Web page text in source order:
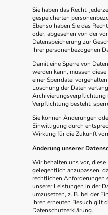
Sie haben das Recht,
gespeicherten
Ebenso haben Sie das
oder, abgesehen von der
Datenspeicherung zur
Ihrer personenbezogenen
Damit eine Sperre von
werden kann, müssen
einer Sperrdatei
Löschung der Daten
Archivierungsverpflichtung
Verpflichtung besteht,
Sie können Änderungen
Einwilligung durch
Wirkung für die Zukunft
Änderung unserer
Wir behalten uns vor,
gelegentlich anzupassen,
rechtlichen Anforderungen
unserer Leistungen in der
umzusetzen, z. B. bei der
Ihren erneuten Besuch gilt
Datenschutzerklärung.